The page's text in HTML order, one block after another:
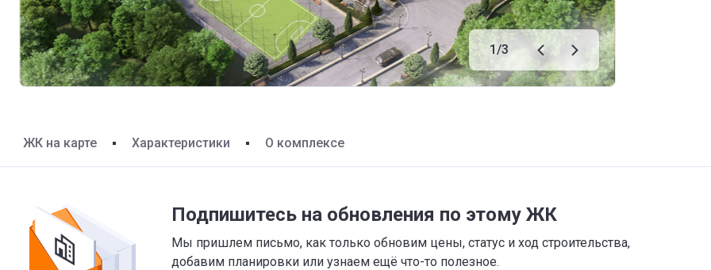
1/3
ЖК на карте Характеристики О комплексе
Подпишитесь на обновления по этому ЖК
Мы пришлем письмо, как только обновим цены, статус и ход строительства,
добавим планировки или узнаем ещё что-то полезное.